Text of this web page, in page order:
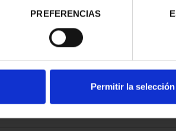
PREFERENCIAS
Permitir la selección